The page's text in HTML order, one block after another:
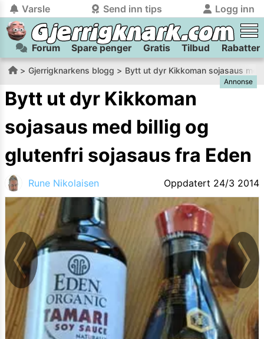
Varsle Send inn tips Logg inn
tilbake
Logg inn på Gjerrigknark.com:
Du kan logge inn / registrere bruker
på
gjerrigknark.com ved å benytte Vipps-innlogging.
Logg inn med Vipps
tilbake
Send inn tips:
Har du et tips til meg? Jeg premierer de beste tipsene med
flaxlodd!
Kamera
Velg bilde
Send inn
PS:Vil du være med i tipsekonkurransen kan du oppgi
kontaktdetaljer i neste steg.
Forum Spare penger Gratis Tilbud Rabatter
Gjerrigknarkens blogg Bytt ut dyr Kikkoman sojasaus
Annonse
Bytt ut dyr Kikkoman
sojasaus med billig og
glutenfri sojasaus fra Eden
Rune Nikolaisen Oppdatert 24/3 2014